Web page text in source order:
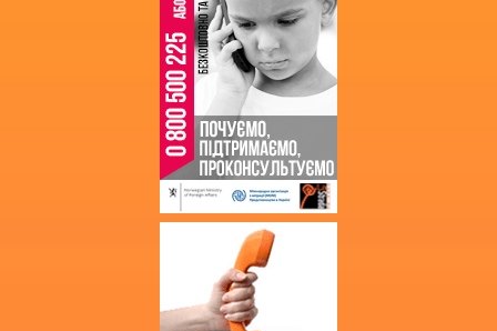
Кошторис
Фінансові звіти
Державні закупівлі
Звернення громадян
Благодійна допомога
Додаткова інформація
Витяг з протоколу про випуск
учнів (вихованців)